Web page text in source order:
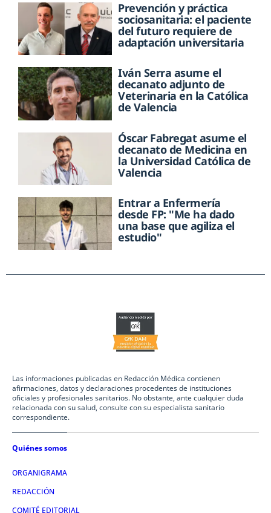
Prevención y práctica
sociosanitaria: el paciente
del futuro requiere de
adaptación universitaria
Iván Serra asume el
decanato adjunto de
Veterinaria en la Católica
de Valencia
Óscar Fabregat asume el
decanato de Medicina en
la Universidad Católica de
Valencia
Entrar a Enfermería
desde FP: "Me ha dado
una base que agiliza el
estudio"
Las informaciones publicadas en Redacción Médica contienen
afirmaciones, datos y declaraciones procedentes de instituciones
oficiales y profesionales sanitarios. No obstante, ante cualquier duda
relacionada con su salud, consulte con su especialista sanitario
correspondiente.
Quiénes somos
ORGANIGRAMA
REDACCIÓN
COMITÉ EDITORIAL